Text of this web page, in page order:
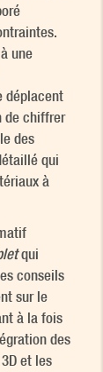
une
déplacent
de chiffrer
des
qui
à
qui
conseils
sur le
à la fois
des
et les